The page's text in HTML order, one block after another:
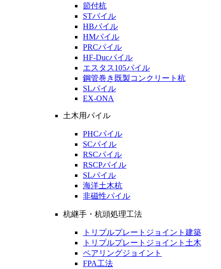
節付杭
STパイル
HBパイル
HMパイル
PRCパイル
HF-Ducパイル
エスタス105パイル
鋼管巻き既製コンクリート杭
SLパイル
EX-ONA
土木用パイル
PHCパイル
SCパイル
RSCパイル
RSCPパイル
SLパイル
海洋土木杭
非磁性パイル
杭継手・杭頭処理工法
トリプルプレートジョイント建築
トリプルプレートジョイント土木
ペアリングジョイント
FPA工法